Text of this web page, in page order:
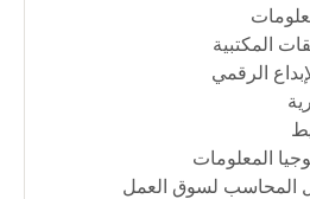
المكتبية
الرقمي
المعلومات
المحاسب لسوق العمل